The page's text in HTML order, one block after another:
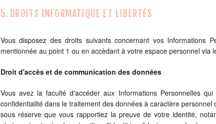
5. DROITS INFORMATIQUE ET LIBERTÉS
Vous disposez des droits suivants concernant vos Informations
mentionnée au point 1 ou en accèdant à votre espace personnel via
Droit d'accès et de communication des données
Vous avez la faculté d'accéder aux Informations Personnelles
confidentialité dans le traitement des données à caractère
sous réserve que vous rapportiez la preuve de votre identité,